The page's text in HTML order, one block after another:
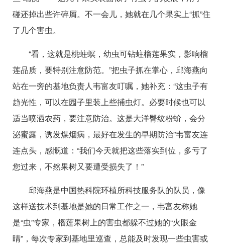
碰还掉出些许碎屑。不一会儿，她就在几个果实上“抓”住
了几个害虫。
“看，这就是桃蛀螟，幼虫可钻蛀榴莲果实，影响榴
莲品质，要特别注意防范。”把虫子抓在掌心，邱海燕向
站在一旁的基地负责人韦富友叮嘱，她补充：“这虫子有
趋光性，可以在园子里装上些捕虫灯。必要时候也可以
适当喷洒农药，要注意防治。这是大洋臀纹粉蚧，会分
泌蜜露，诱发煤烟病，最好在发生的早期防治”韦富友连
连点头，感慨道：“我们今天就把这些落实到位，多亏了
您过来，不然果树又要遭受损失了！”
邱海燕是中国热科院环植所科技服务队的队员，像
这样送技术到基地是她的日常工作之一，韦富友称她
是“虫”专家，榴莲果树上的害虫都躲不过她的“火眼金
睛”，每次专家到基地里巡查，总能及时发现一些虫害或